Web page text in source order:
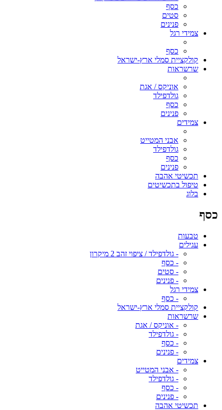
כסף
סטים
פנינים
צמידי רגל
כסף
קולקציית סמלי ארץ-ישראל
שרשראות
אוניקס / אגת
גולדפילד
כסף
פנינים
צמידים
אבני המטייט
גולדפילד
כסף
פנינים
תכשיטי אהבה
טיפול בתכשיטים
בלוג
כסף
טבעות
עגילים
- גולדפילד / ציפוי זהב 2 מיקרון
- כסף
- סטים
- פנינים
צמידי רגל
- כסף
קולקציית סמלי ארץ-ישראל
שרשראות
- אוניקס / אגת
- גולדפילד
- כסף
- פנינים
צמידים
- אבני המטייט
- גולדפילד
- כסף
- פנינים
תכשיטי אהבה